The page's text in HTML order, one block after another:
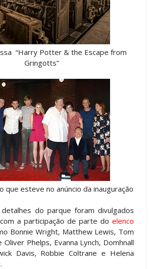
“Harry Potter & the Escape from
Gringotts”
que esteve no anúncio da inauguração
do parque foram divulgados
a participação de parte doelenco
Bonnie Wright, Matthew Lewis, Tom
Oliver Phelps, Evanna Lynch, Domhnall
Davis, Robbie Coltrane e Helena